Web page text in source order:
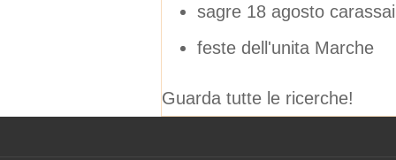
sagre 18 agosto carassai
feste dell'unita Marche
Guarda tutte le ricerche!